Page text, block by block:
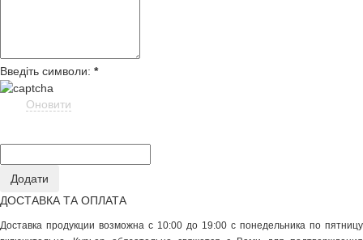
Введіть символи: *
Оновити
ДОСТАВКА ТА ОПЛАТА
Доставка продукции возможна с 10:00 до 19:00 с понедельника по пятницу